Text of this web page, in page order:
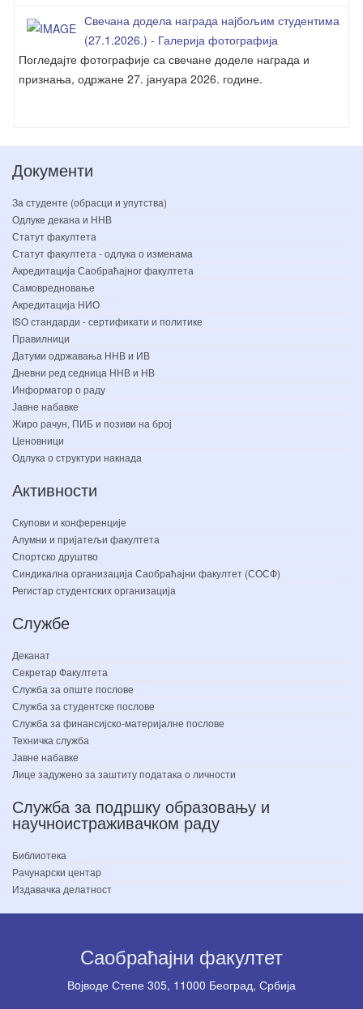
Свечана додела награда најбољим студентима
(27.1.2026.) - Галерија фотографија
Погледајте фотографије са свечане доделе награда и
признања, одржане 27. јануара 2026. године.
Документи
За студенте (обрасци и упутства)
Одлуке декана и ННВ
Статут факултета
Статут факултета - одлука о изменама
Акредитација Саобраћајног факултета
Самовредновање
Акредитација НИО
ISO стандарди - сертификати и политике
Правилници
Датуми одржавања ННВ и ИВ
Дневни ред седница ННВ и НВ
Информатор о раду
Јавне набавке
Жиро рачун, ПИБ и позиви на број
Ценовници
Одлука о структури накнада
Активности
Скупови и конференције
Алумни и пријатељи факултета
Спортско друштво
Синдикална организација Саобраћајни факултет (СОСФ)
Регистар студентских организација
Службе
Деканат
Секретар Факултета
Служба за опште послове
Служба за студентске послове
Служба за финансијско-материјалне послове
Техничка служба
Јавне набавке
Лице задужено за заштиту података о личности
Служба за подршку образовању и
научноистраживачком раду
Библиотека
Рачунарски центар
Издавачка делатност
Саобраћајни факултет
Вoјводе Степе 305, 11000 Београд, Србија